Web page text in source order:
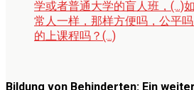
学或者普通大学的盲人班，(...)
常人一样，那样方便吗，公平
的上课程吗？(...)
Bildung von Behinderten: Ein